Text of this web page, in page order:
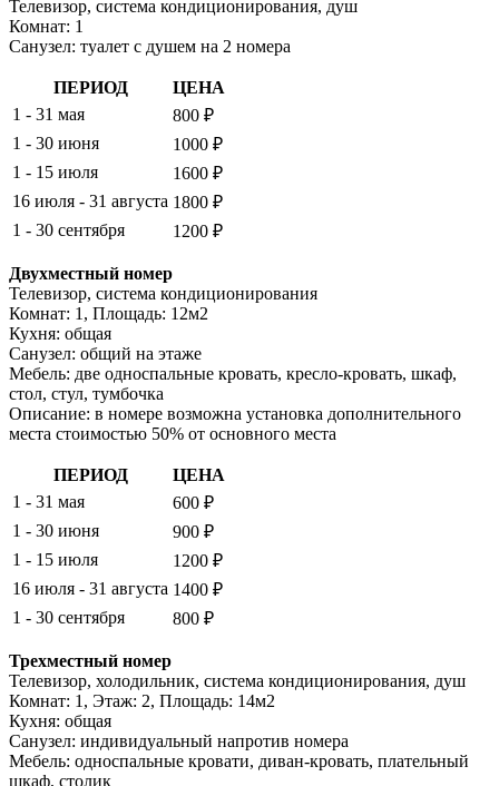
Телевизор, система кондиционирования, душ
Комнат: 1
Санузел: туалет с душем на 2 номера
ПЕРИОД
ЦЕНА
1 - 31 мая
800 ₽
1 - 30 июня
1000 ₽
1 - 15 июля
1600 ₽
16 июля - 31 августа 1800 ₽
1 - 30 сентября
1200 ₽
Двухместный номер
Телевизор, система кондиционирования
Комнат: 1, Площадь: 12м2
Кухня: общая
Санузел: общий на этаже
Мебель: две односпальные кровать, кресло-кровать, шкаф,
стол, стул, тумбочка
Описание: в номере возможна установка дополнительного
места стоимостью 50% от основного места
ПЕРИОД
ЦЕНА
1 - 31 мая
600 ₽
1 - 30 июня
900 ₽
1 - 15 июля
1200 ₽
16 июля - 31 августа 1400 ₽
1 - 30 сентября
800 ₽
Трехместный номер
Телевизор, холодильник, система кондиционирования, душ
Комнат: 1, Этаж: 2, Площадь: 14м2
Кухня: общая
Санузел: индивидуальный напротив номера
Мебель: односпальные кровати, диван-кровать, плательный
шкаф, столик